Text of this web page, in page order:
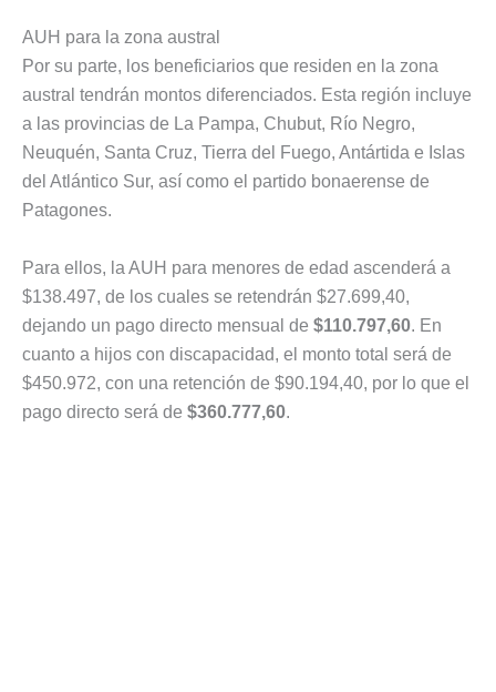
AUH para la zona austral
Por su parte, los beneficiarios que residen en la zona
austral tendrán montos diferenciados. Esta región incluye
a las provincias de La Pampa, Chubut, Río Negro,
Neuquén, Santa Cruz, Tierra del Fuego, Antártida e Islas
del Atlántico Sur, así como el partido bonaerense de
Patagones.
Para ellos, la AUH para menores de edad ascenderá a
$138.497, de los cuales se retendrán $27.699,40,
dejando un pago directo mensual de $110.797,60. En
cuanto a hijos con discapacidad, el monto total será de
$450.972, con una retención de $90.194,40, por lo que el
pago directo será de $360.777,60.